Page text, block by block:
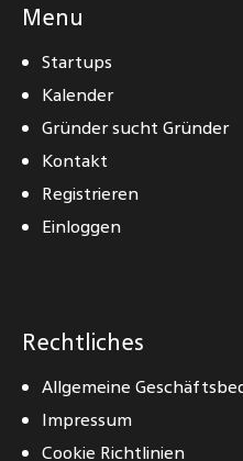
Menu
Startups
Kalender
Gründer sucht Gründer
Kontakt
Registrieren
Einloggen
Rechtliches
Allgemeine
Impressum
Cookie Richtlinien